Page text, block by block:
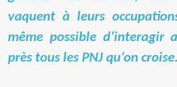
vaquent à leurs
même possible d’interagir
près tous les PNJ qu’on croise.